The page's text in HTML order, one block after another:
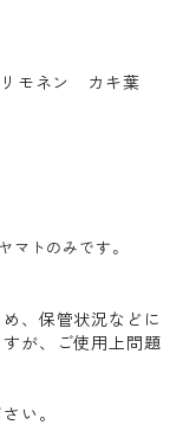
モネン カキ葉
マトのみです。
、保管状況などに
が、ご使用上問題
い。